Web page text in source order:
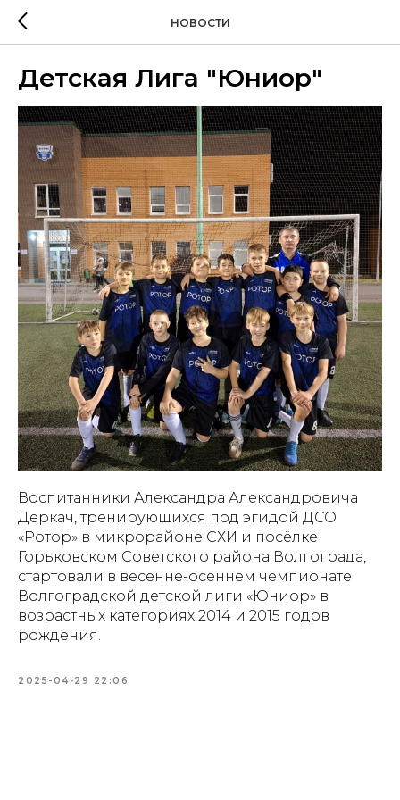
НОВОСТИ
Детская Лига "Юниор"
Воспитанники Александра Александровича
Деркач, тренирующихся под эгидой ДСО
«Ротор» в микрорайоне СХИ и посёлке
Горьковском Советского района Волгограда,
стартовали в весенне-осеннем чемпионате
Волгоградской детской лиги «Юниор» в
возрастных категориях 2014 и 2015 годов
рождения.
2025-04-29 22:06